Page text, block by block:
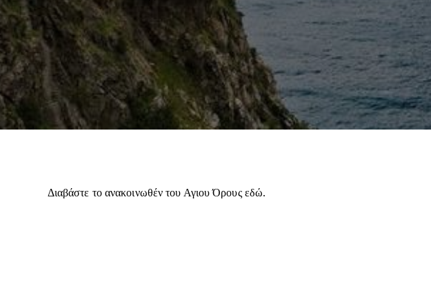
Διαβάστε το ανακοινωθέν του Αγιου Όρους εδώ.